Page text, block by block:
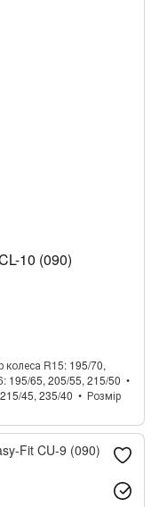
10 (090)
колеса R15 195/70,
195/65, 205/55, 215/50
45, 235/40
Розмір